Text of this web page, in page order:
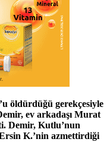
öldürdüğü gerekçesiyle
ev arkadaşı Murat
Demir, Kutlu’nun
K.’nin azmettirdiği